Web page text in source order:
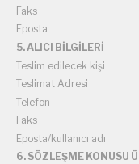
Faks
Eposta
5. ALICI BİLGİLERİ
Teslim edilecek kişi
Teslimat Adresi
Telefon
Faks
Eposta/kullanıcı adı
6. SÖZLEŞME KONUSU